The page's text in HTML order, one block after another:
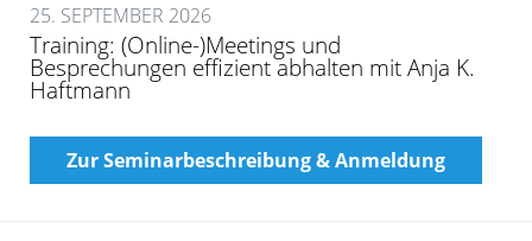
25. SEPTEMBER 2026
Training: (Online-)Meetings und
Besprechungen effizient abhalten mit Anja K.
Haftmann
Zur Seminarbeschreibung & Anmeldung